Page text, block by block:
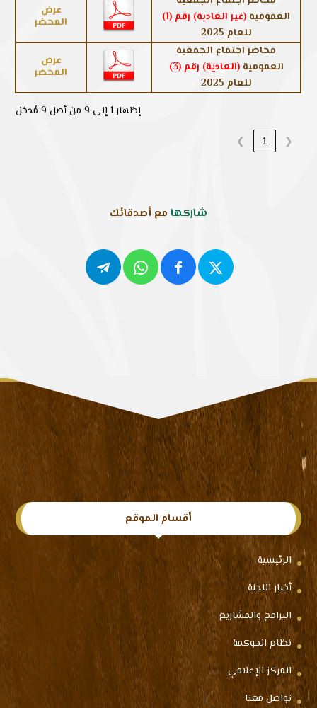
العمومية (غير العادية) رقم (1)
للعام 2025
عرض
المحضر
محاضر اجتماع الجمعية
العمومية(العادية) رقم (3)
للعام 2025
عرض
المحضر
إظهار 1 إلى 9 من أصل 9 مُدخل
❮
1
❯
شاركها مع أصدقائك
أقسام الموقع
الرئيسية
أخبار اللجنة
البرامج والمشاريع
نظام الحوكمة
المركز الإعلامي
تواصل معنا